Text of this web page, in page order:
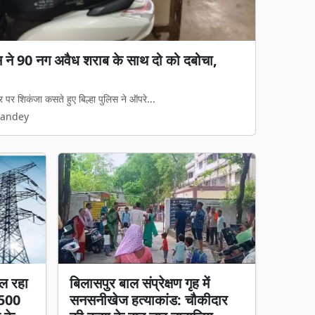
का आरोप: जेवी पर रोक, फिर भी 65%
की जल आपूर्ति और निर्माण परियोजना का...
रहा
बिलासपुर बाल संप्रेक्षण गृह में
सनसनीखेज हत्याकांड: चौकीदार